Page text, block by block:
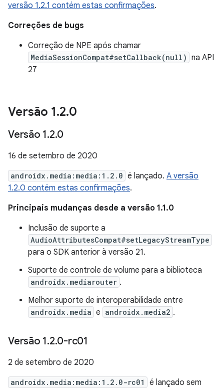
versão 1.2.1 contém estas confirmações.
Correções de bugs
Correção de NPE após chamar
MediaSessionCompat#setCallback(null) na API
27
Versão 1.2.0
Versão 1.2.0
16 de setembro de 2020
androidx.media:media:1.2.0 é lançado. A versão
1.2.0 contém estas confirmações.
Principais mudanças desde a versão 1.1.0
Inclusão de suporte a
AudioAttributesCompat#setLegacyStreamType
para o SDK anterior à versão 21.
Suporte de controle de volume para a biblioteca
androidx.mediarouter .
Melhor suporte de interoperabilidade entre
androidx.media e androidx.media2 .
Versão 1.2.0-rc01
2 de setembro de 2020
androidx.media:media:1.2.0-rc01
é lançado sem